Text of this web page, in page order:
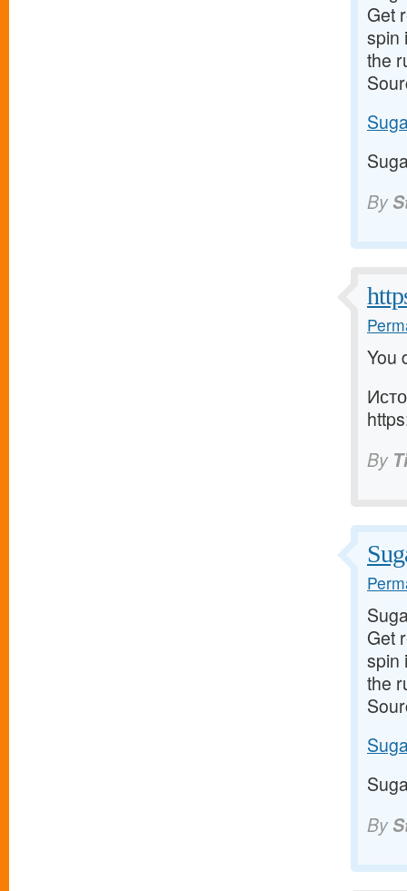
Get
spin
the
By
You
By
Get
spin
the
By